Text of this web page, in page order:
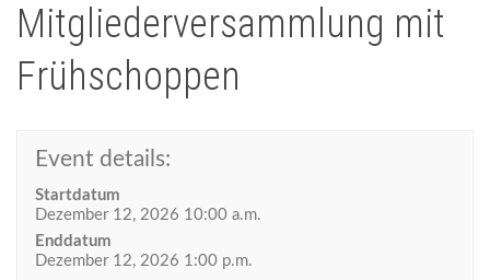
Mitgliederversammlung mit
Frühschoppen
Event details:
Startdatum
Dezember 12, 2026 10:00 a.m.
Enddatum
Dezember 12, 2026 1:00 p.m.